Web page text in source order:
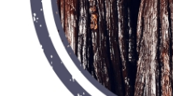
Порошок ванили